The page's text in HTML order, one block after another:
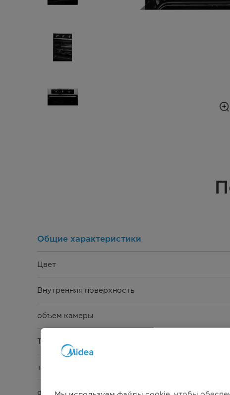
Общие характеристики
Цвет
Внутренняя поверхность
объем камеры
Тип управления
таймер
Функция